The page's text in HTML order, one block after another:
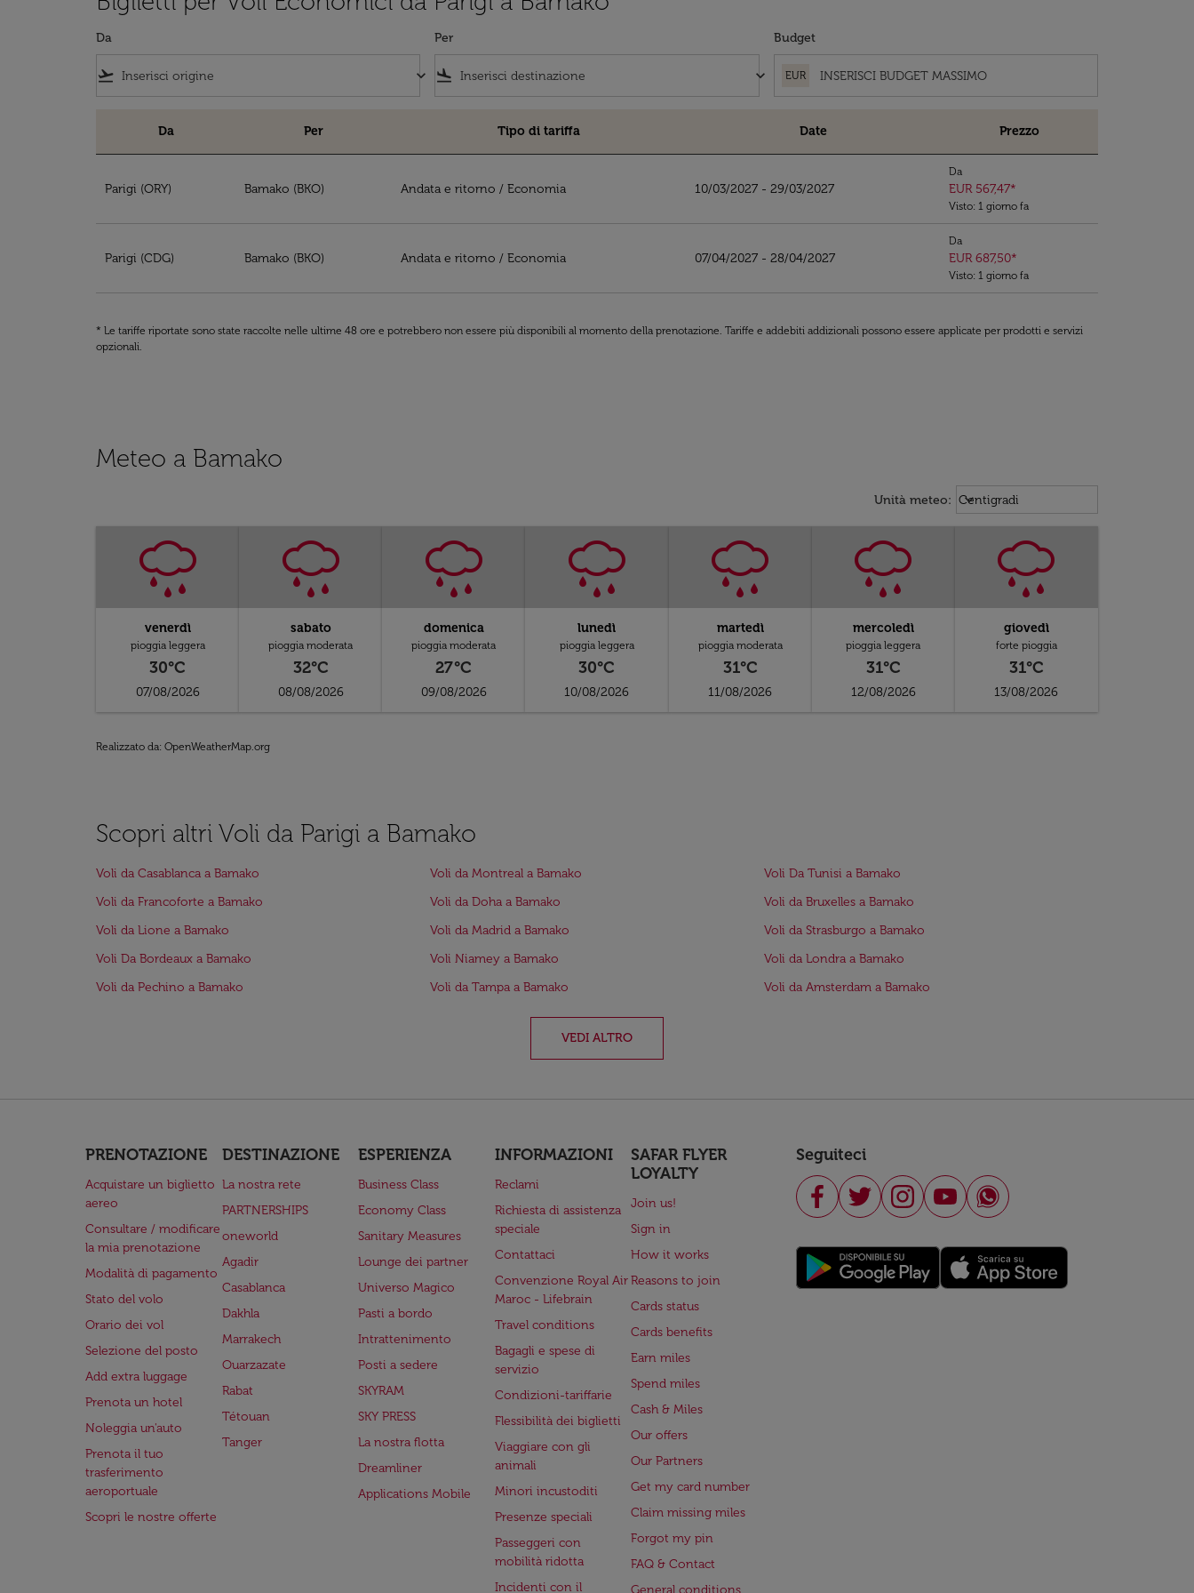
Da
flight_takeoff keyboard_arrow_down
Per
flight_land keyboard_arrow_down
Budget
EUR
Da Per Tipo di tariffa Date Prezzo
Parigi (ORY) Bamako (BKO) Andata e ritorno / Economia 10/03/2027 - 29/03/2027
Da
EUR 567,47*
Visto: 1 giorno fa
Parigi (CDG) Bamako (BKO) Andata e ritorno / Economia 07/04/2027 - 28/04/2027
Da
EUR 687,50*
Visto: 1 giorno fa
* Le tariffe riportate sono state raccolte nelle ultime 48 ore e potrebbero non essere più disponibili al momento della prenotazione. Tariffe e addebiti addizionali possono essere applicate per prodotti e servizi
opzionali.
Meteo a Bamako
Unità meteo: Weather unit option Centigradi
Centigradi
keyboard_arrow_down
venerdì
pioggia leggera
30°C
07/08/2026
sabato
pioggia moderata
32°C
08/08/2026
domenica
pioggia moderata
27°C
09/08/2026
lunedì
pioggia leggera
30°C
10/08/2026
martedì
pioggia moderata
31°C
11/08/2026
mercoledì
pioggia leggera
31°C
12/08/2026
giovedì
forte pioggia
31°C
13/08/2026
Realizzato da: OpenWeatherMap.org
Scopri altri Voli da Parigi a Bamako
Voli da Casablanca a Bamako Voli da Montreal a Bamako
Voli Da Tunisi a Bamako
Voli da Francoforte a Bamako
Voli da Doha a Bamako
Voli da Bruxelles a Bamako
Voli da Lione a Bamako
Voli da Madrid a Bamako
Voli da Strasburgo a Bamako
Voli Da Bordeaux a Bamako
Voli Niamey a Bamako
Voli da Londra a Bamako
Voli da Pechino a Bamako
Voli da Tampa a Bamako Voli da Amsterdam a Bamako
VEDI ALTRO
PRENOTAZIONE
Acquistare un biglietto
aereo
Consultare / modificare
la mia prenotazione
Modalità di pagamento
Stato del volo
Orario dei vol
Selezione del posto
Add extra luggage
Prenota un hotel
Noleggia un'auto
Prenota il tuo
trasferimento
aeroportuale
Scopri le nostre offerte
DESTINAZIONE
La nostra rete
PARTNERSHIPS
oneworld
Agadir
Casablanca
Dakhla
Marrakech
Ouarzazate
Rabat
Tétouan
Tanger
ESPERIENZA
Business Class
Economy Class
Sanitary Measures
Lounge dei partner
Universo Magico
Pasti a bordo
Intrattenimento
Posti a sedere
SKYRAM
SKY PRESS
La nostra flotta
Dreamliner
Applications Mobile
INFORMAZIONI
Reclami
Richiesta di assistenza
speciale
Contattaci
Convenzione Royal Air
Maroc - Lifebrain
Travel conditions
Bagagli e spese di
servizio
Condizioni-tariffarie
Flessibilità dei biglietti
Viaggiare con gli
animali
Minori incustoditi
Presenze speciali
Passeggeri con
mobilità ridotta
Incidenti con il
SAFAR FLYER
LOYALTY
Join us!
Sign in
How it works
Reasons to join
Cards status
Cards benefits
Earn miles
Spend miles
Cash & Miles
Our offers
Our Partners
Get my card number
Claim missing miles
Forgot my pin
FAQ & Contact
General conditions
Seguiteci